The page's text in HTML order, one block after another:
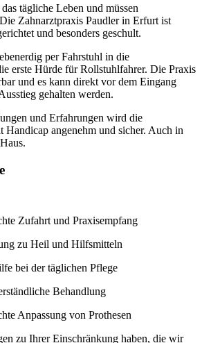
tägliche Leben und müssen
Zahnarztpraxis Paudler in Erfurt ist
und besonders geschult.
per Fahrstuhl in die
erste Hürde für Rollstuhlfahrer. Die Praxis
und es kann direkt vor dem Eingang
gehalten werden.
und Erfahrungen wird die
Handicap angenehm und sicher. Auch in
Zufahrt und Praxisempfang
zu Heil und Hilfsmitteln
bei der täglichen Pflege
Behandlung
Anpassung von Prothesen
zu Ihrer Einschränkung haben, die wir